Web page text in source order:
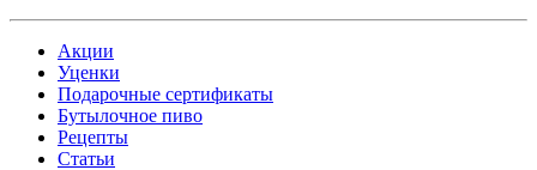
Акции
Уценки
Подарочные сертификаты
Бутылочное пиво
Рецепты
Статьи